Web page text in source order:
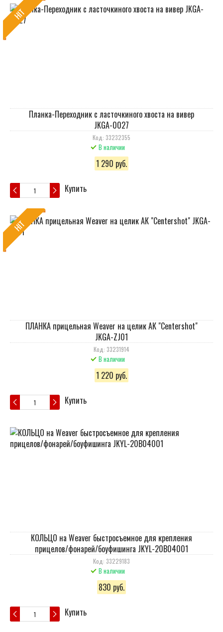
HIT
Планка-Переходник с ласточкиного хвоста на вивер
JKGA-0027
Код: 33232355
В наличии
1 290 руб.
Купить
HIT
ПЛАНКА прицельная Weaver на целик АК "Centershot"
JKGA-ZJ01
Код: 33231914
В наличии
1 220 руб.
Купить
КОЛЬЦО на Weaver быстросъемное для крепления
прицелов/фонарей/боуфишинга JKYL-20B04001
Код: 33229183
В наличии
830 руб.
Купить